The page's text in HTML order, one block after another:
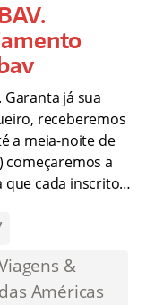
já sua
receberemos
a meia-noite de
começaremos a
que cada inscrito…
&
Américas